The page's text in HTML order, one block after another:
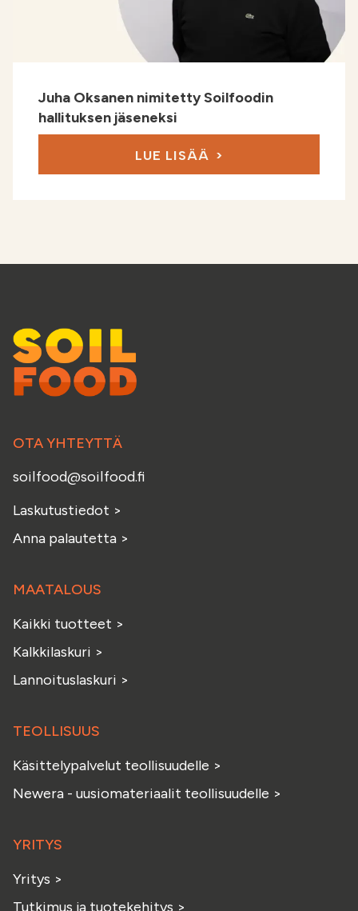
Juha Oksanen nimitetty Soilfoodin
hallituksen jäseneksi
LUE LISÄÄ
OTA YHTEYTTÄ
soilfood@soilfood.fi
Laskutustiedot >
Anna palautetta >
MAATALOUS
Kaikki tuotteet >
Kalkkilaskuri >
Lannoituslaskuri >
TEOLLISUUS
Käsittelypalvelut teollisuudelle >
Newera - uusiomateriaalit teollisuudelle >
YRITYS
Yritys >
Tutkimus ja tuotekehitys >